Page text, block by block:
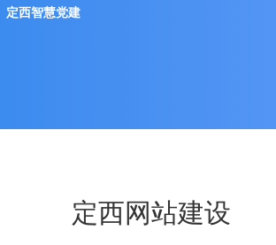
定西智慧党建
定西网站建设